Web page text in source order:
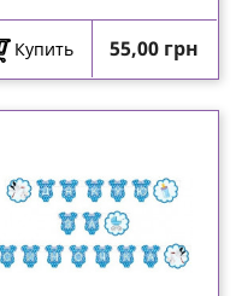
Купить Цена
55,00 грн